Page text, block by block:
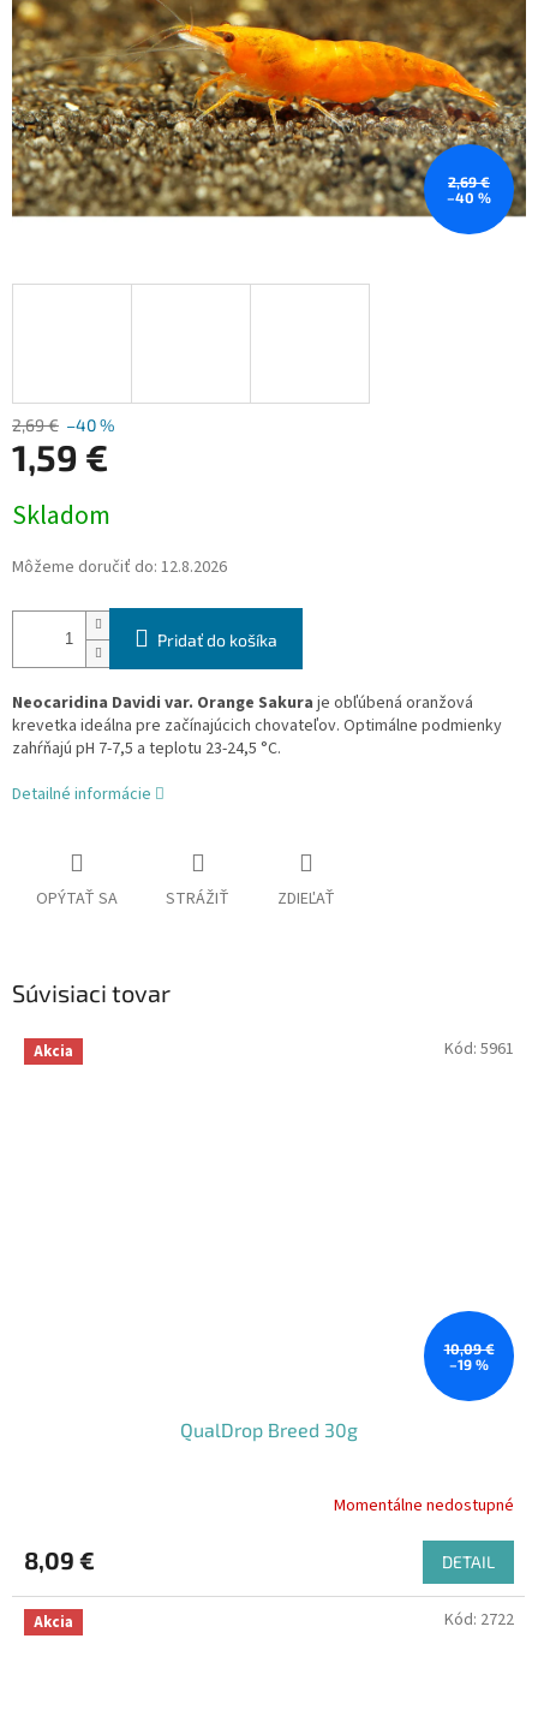
2,69 €
–40 %
2,69 € –40 %
1,59 €
cena:
Skladom
Môžeme doručiť do: 12.8.2026
Pridať do košíka
Neocaridina Davidi var. Orange Sakura je obľúbená oranžová
krevetka ideálna pre začínajúcich chovateľov. Optimálne podmienky
zahŕňajú pH 7-7,5 a teplotu 23-24,5 °C.
Detailné informácie
OPÝTAŤ SA STRÁŽIŤ ZDIEĽAŤ
Súvisiaci tovar
Akcia
10,09 €
–19 %
QualDrop Breed 30g
Momentálne nedostupné
8,09 € DETAIL
Kód: 5961
Akcia Kód: 2722